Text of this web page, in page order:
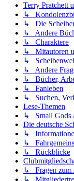
Terry Pratchett
↳
↳ Die
↳ Andere
↳ Charaktere
↳ Mitautoren
↳
↳ Andere
↳ Bücher,
↳ Fanleben
↳ Suchen,
Lese-Themen
↳ Small Gods
Die deutsche
↳
↳
↳ Rückblicke
↳ Fragen zum
↳